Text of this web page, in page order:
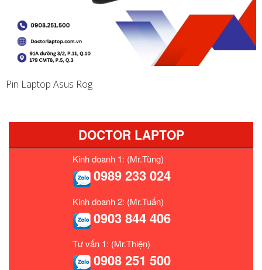
Pin Laptop Asus Rog
DOCTOR LAPTOP
Kinh doanh 1: (Mr.Tùng)
0989 233 024
Kinh doanh 2: (Mr.Tuấn)
0903 844 406
Tư vấn 1: (Mr.Thiện)
0908 251 500